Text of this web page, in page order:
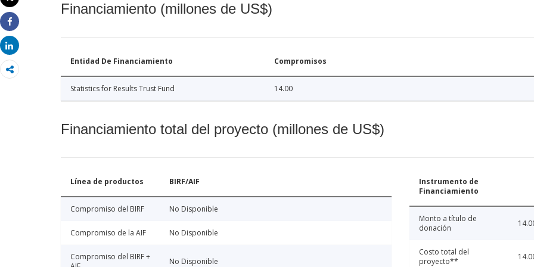
Imprimir
Share
Share
Financiamiento (millones de US$)
Entidad De Financiamiento Compromisos
Statistics for Results Trust Fund 14.00
Financiamiento total del proyecto (millones de US$)
Línea de productos BIRF/AIF
Compromiso del BIRF No Disponible
Compromiso de la AIF No Disponible
Compromiso del BIRF +
No Disponible
Instrumento de
Financiamiento
Monto a título de
donación
Costo total del
proyecto**